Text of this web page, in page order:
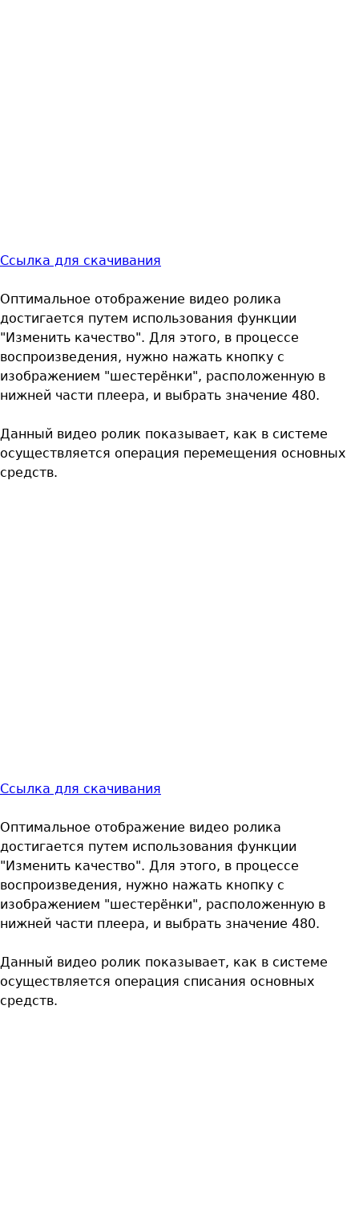
Ссылка для скачивания
Оптимальное отображение видео ролика
достигается путем использования функции
"Изменить качество". Для этого, в процессе
воспроизведения, нужно нажать кнопку с
изображением "шестерёнки", расположенную в
нижней части плеера, и выбрать значение 480.
Данный видео ролик показывает, как в системе
осуществляется операция перемещения основных
средств.
Ссылка для скачивания
Оптимальное отображение видео ролика
достигается путем использования функции
"Изменить качество". Для этого, в процессе
воспроизведения, нужно нажать кнопку с
изображением "шестерёнки", расположенную в
нижней части плеера, и выбрать значение 480.
Данный видео ролик показывает, как в системе
осуществляется операция списания основных
средств.